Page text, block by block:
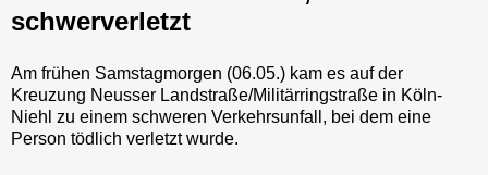
schwerverletzt
Am frühen Samstagmorgen (06.05.) kam es auf der
Kreuzung Neusser Landstraße/Militärringstraße in Köln-
Niehl zu einem schweren Verkehrsunfall, bei dem eine
Person tödlich verletzt wurde.